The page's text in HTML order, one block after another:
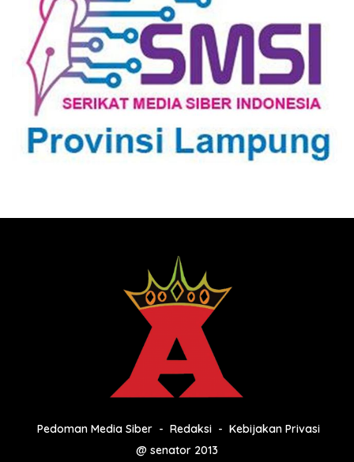
Pedoman Media Siber Redaksi
Kebijakan Privasi
@ senator 2013